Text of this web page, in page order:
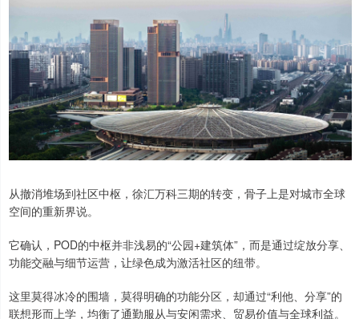
从撤消堆场到社区中枢，徐汇万科三期的转变，骨子上是对城市全球
空间的重新界说。
它确认，POD的中枢并非浅易的“公园+建筑体”，而是通过绽放分享、
功能交融与细节运营，让绿色成为激活社区的纽带。
这里莫得冰冷的围墙，莫得明确的功能分区，却通过“利他、分享”的
联想形而上学，均衡了通勤服从与安闲需求、贸易价值与全球利益。